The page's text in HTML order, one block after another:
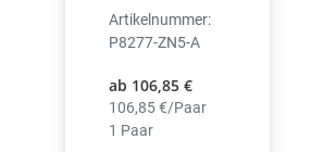
Artikelnummer:
P8277-ZN5-A
ab 106,85 €
106,85 €/Paar
1 Paar